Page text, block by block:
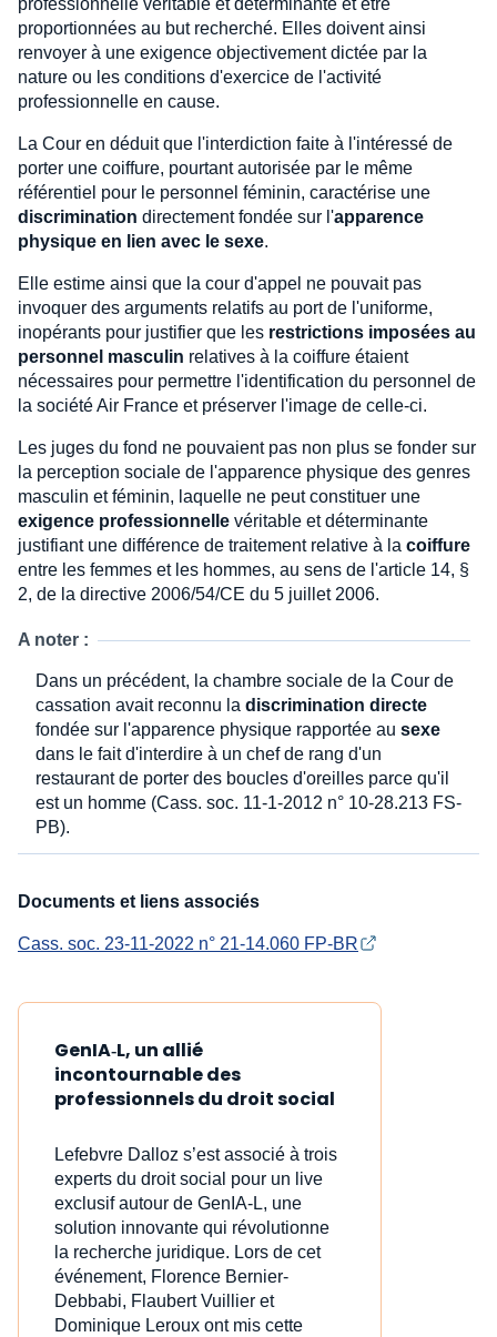
professionnelle véritable et déterminante et être
proportionnées au but recherché. Elles doivent ainsi
renvoyer à une exigence objectivement dictée par la
nature ou les conditions d'exercice de l'activité
professionnelle en cause.
La Cour en déduit que l'interdiction faite à l'intéressé de
porter une coiffure, pourtant autorisée par le même
référentiel pour le personnel féminin, caractérise une
discrimination directement fondée sur l'apparence
physique en lien avec le sexe.
Elle estime ainsi que la cour d'appel ne pouvait pas
invoquer des arguments relatifs au port de l'uniforme,
inopérants pour justifier que les restrictions imposées au
personnel masculin relatives à la coiffure étaient
nécessaires pour permettre l'identification du personnel de
la société Air France et préserver l'image de celle-ci.
Les juges du fond ne pouvaient pas non plus se fonder sur
la perception sociale de l'apparence physique des genres
masculin et féminin, laquelle ne peut constituer une
exigence professionnelle véritable et déterminante
justifiant une différence de traitement relative à la coiffure
entre les femmes et les hommes, au sens de l'article 14, §
2, de la directive 2006/54/CE du 5 juillet 2006.
A noter :
Dans un précédent, la chambre sociale de la Cour de
cassation avait reconnu la discrimination directe
fondée sur l'apparence physique rapportée au sexe
dans le fait d'interdire à un chef de rang d'un
restaurant de porter des boucles d'oreilles parce qu'il
est un homme (Cass. soc. 11-1-2012 n° 10-28.213 FS-
PB).
Documents et liens associés
Cass. soc. 23-11-2022 n° 21-14.060 FP-BR
GenIA‑L, un allié
incontournable des
professionnels du droit social
Lefebvre Dalloz s’est associé à trois
experts du droit social pour un live
exclusif autour de GenIA‑L, une
solution innovante qui révolutionne
la recherche juridique. Lors de cet
événement, Florence Bernier-
Debbabi, Flaubert Vuillier et
Dominique Leroux ont mis cette